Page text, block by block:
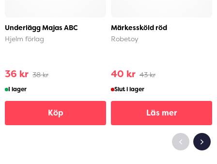
Underlägg Majas ABC
Hjelm förlag
36 kr 38 kr
I lager
Köp
Märkessköld röd
Robetoy
40 kr 43 kr
Slut i lager
Läs mer